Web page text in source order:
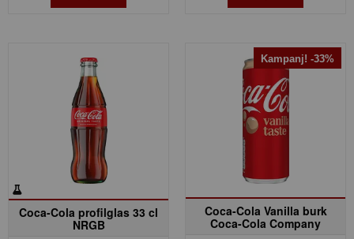
Coca-Cola profilglas 33 cl
NRGB
Kampanj! -33%
Coca-Cola Vanilla burk
Coca-Cola Company